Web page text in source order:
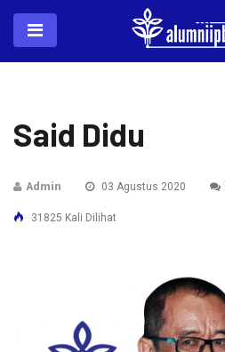
Said Didu
Admin 03 Agustus 2020
31825 Kali Dilihat